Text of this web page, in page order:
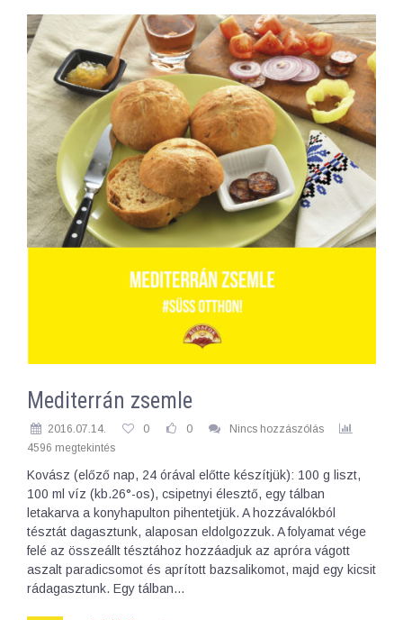
Mediterrán zsemle
2016.07.14. 0 0
Nincs hozzászólás
4596 megtekintés
Kovász (előző nap, 24 órával előtte készítjük): 100 g liszt,
100 ml víz (kb.26°-os), csipetnyi élesztő, egy tálban
letakarva a konyhapulton pihentetjük. A hozzávalókból
tésztát dagasztunk, alaposan eldolgozzuk. A folyamat vége
felé az összeállt tésztához hozzáadjuk az apróra vágott
aszalt paradicsomot és aprított bazsalikomot, majd egy kicsit
rádagasztunk. Egy tálban…